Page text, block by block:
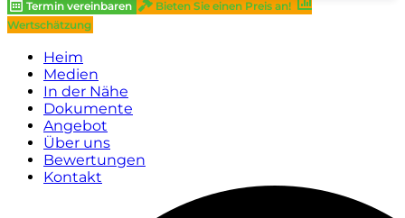
Termin vereinbaren
Bieten Sie einen Preis an!
Wertschätzung
Heim
Medien
In der Nähe
Dokumente
Angebot
Über uns
Bewertungen
Kontakt